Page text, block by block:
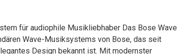
für audiophile Musikliebhaber Das Bose Wave
Wave-Musiksystems von Bose, das seit
Design bekannt ist. Mit modernster